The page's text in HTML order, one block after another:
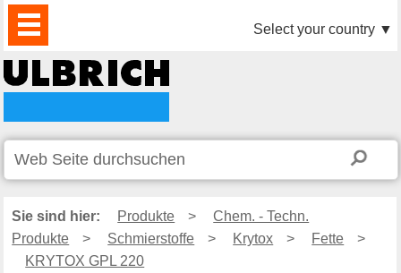
PRODUKTE
AKTUELLES
DOWNLOAD
VIDEO
PARTNER
UNTERNEHMEN
KONTAKTE Select your country ▼
Sie sind hier: Produkte >
Chem. - Techn.
Produkte
> Schmierstoffe > Krytox > Fette
>
KRYTOX GPL 220